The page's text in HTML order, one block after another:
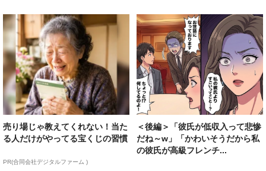
売り場じゃ教えてくれない！当た
る人だけがやってる宝くじの習慣
PR(合同会社デジタルファーム )
＜後編＞「彼氏が低収入って悲惨
だね～w」「かわいそうだから私
の彼氏が高級フレンチ...